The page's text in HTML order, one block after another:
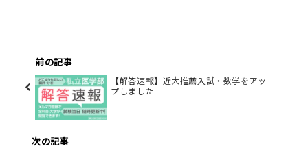
前の記事
【解答速報】近大推薦入試・数学をアッ
プしました
次の記事